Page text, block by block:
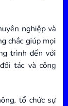
nghiệp và
chắc giúp mọi
trình đến với
tác và công
tổ chức sự